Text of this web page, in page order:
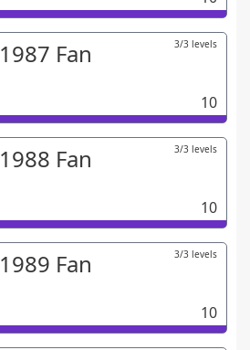
1987 Fan 3/3 levels
10
1988 Fan 3/3 levels
10
1989 Fan 3/3 levels
10